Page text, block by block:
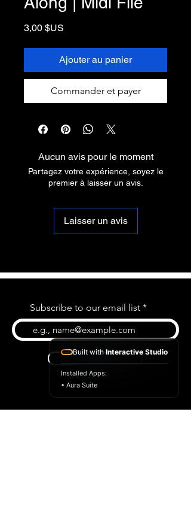
3,00 $US
Ajouter au panier
Commander et payer
Aucun avis pour le moment
Partagez votre expérience, soyez le
premier à laisser un avis.
Laisser un avis
Subscribe to our email list
Subscribe
Built with Interactive Studio
Installed Apps:
• Aura Suite